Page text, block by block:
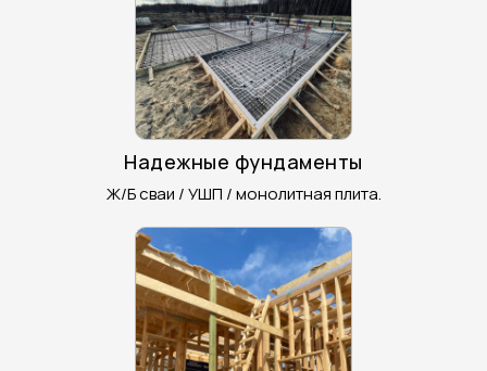
Ж/Б сваи / УШП / монолитная плита.
Надежные фундаменты